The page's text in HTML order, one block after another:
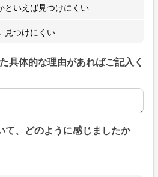
といえば見つけにくい
見つけにくい
具体的な理由があればご記入く
具体的な理由があればご記入くだ
て、どのように感じましたか